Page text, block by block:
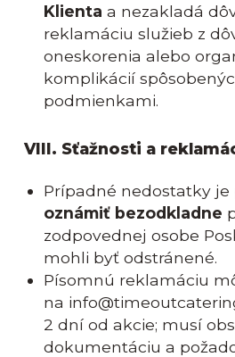
Klienta a nezakladá
reklamáciu služieb z
oneskorenia alebo
komplikácií
podmienkami.
VIII. Sťažnosti a
Prípadné nedostatky je
oznámiť bezodkladne
zodpovednej osobe
mohli byť odstránené.
Písomnú reklamáciu
na
2 dní od akcie; musí
dokumentáciu a